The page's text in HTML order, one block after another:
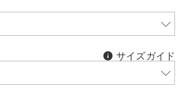
サイズガイド